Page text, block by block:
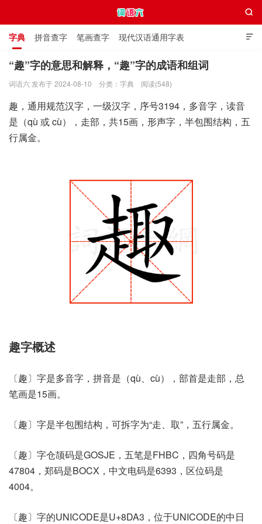

字典 拼音查字 笔画查字 现代汉语通用字表
通用规范汉字表 叠字大全 独体字大全 极简英语词典

“趣”字的意思和解释，“趣”字的成语和组词
词语六 发布于 2024-08-10 分类： 字典 阅读(548)
趣，通用规范汉字，一级汉字，序号3194，多音字，读音
是（qù 或 cù），走部，共15画，形声字，半包围结构，五
行属金。
趣字概述
〔趣〕字是多音字，拼音是（qù、cù），部首是走部，总
笔画是15画。
〔趣〕字是半包围结构，可拆字为“走、取”，五行属金。
〔趣〕字仓颉码是GOSJE，五笔是FHBC，四角号码是
47804，郑码是BOCX，中文电码是6393，区位码是
4004。
〔趣〕字的UNICODE是U+8DA3，位于UNICODE的中日